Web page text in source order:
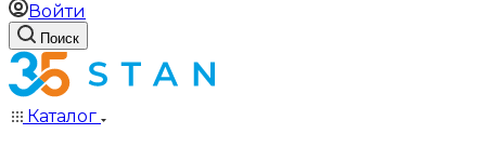
Войти
Поиск
Каталог